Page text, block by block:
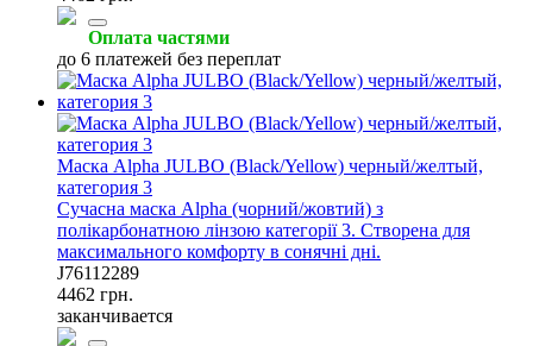
Оплата частями
до 6 платежей без переплат
Маска Alpha JULBO (Black/Yellow) черный/желтый,
категория 3
Сучасна маска Alpha (чорний/жовтий) з
полікарбонатною лінзою категорії 3. Створена для
максимального комфорту в сонячні дні.
J76112289
4462 грн.
заканчивается